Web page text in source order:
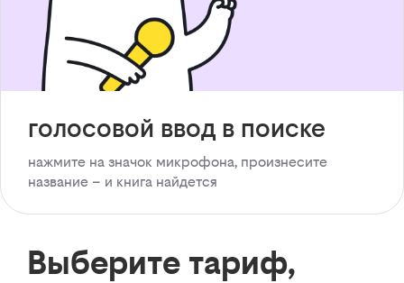
голосовой ввод в поиске
нажмите на значок микрофона, произнесите
название – и книга найдется
Выберите тариф,